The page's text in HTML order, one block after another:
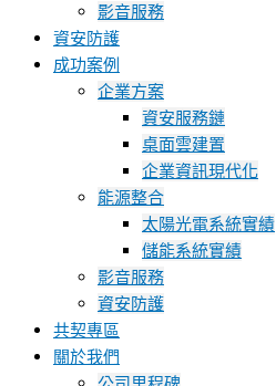
影音服務
資安防護
成功案例
企業方案
資安服務鏈
桌面雲建置
企業資訊現代化
能源整合
太陽光電系統實績
儲能系統實績
影音服務
資安防護
共契專區
關於我們